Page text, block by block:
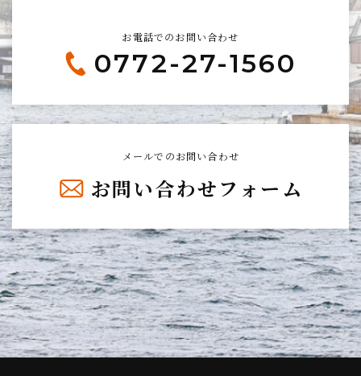
お電話でのお問い合わせ
0772-27-1560
メールでのお問い合わせ
お問い合わせフォーム